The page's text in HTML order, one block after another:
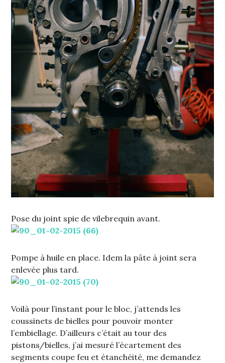
Pose du joint spie de vilebrequin avant.
Pompe à huile en place. Idem la pâte à joint sera
enlevée plus tard.
Voilà pour l’instant pour le bloc, j’attends les
coussinets de bielles pour pouvoir monter
l’embiellage. D’ailleurs c’était au tour des
pistons/bielles, j’ai mesuré l’écartement des
segments coupe feu et étanchéité, me demandez